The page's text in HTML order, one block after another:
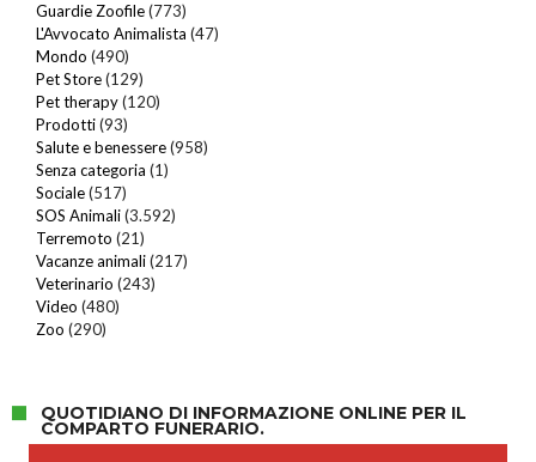
Guardie Zoofile(773)
L'Avvocato Animalista (47)
Mondo (490)
Pet Store(129)
Pet therapy(120)
Prodotti(93)
Salute e benessere(958)
Senza categoria (1)
Sociale(517)
SOS Animali(3.592)
Terremoto (21)
Vacanze animali(217)
Veterinario (243)
Video (480)
Zoo (290)
QUOTIDIANO DI INFORMAZIONE ONLINE PER IL
COMPARTO FUNERARIO.